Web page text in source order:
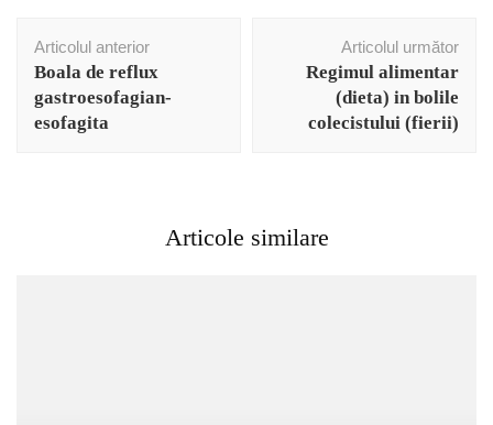
în
articole
Articolul anterior
Boala de reflux
gastroesofagian-
esofagita
Articolul următor
Regimul alimentar
(dieta) in bolile
colecistului (fierii)
Articole similare